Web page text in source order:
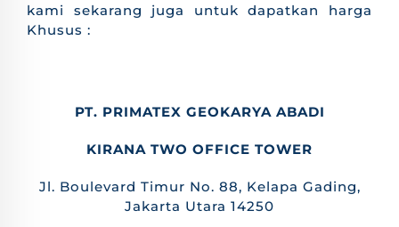
kami sekarang juga untuk dapatkan harga
Khusus :
PT. PRIMATEX GEOKARYA ABADI
KIRANA TWO OFFICE TOWER
Jl. Boulevard Timur No. 88, Kelapa Gading,
Jakarta Utara 14250